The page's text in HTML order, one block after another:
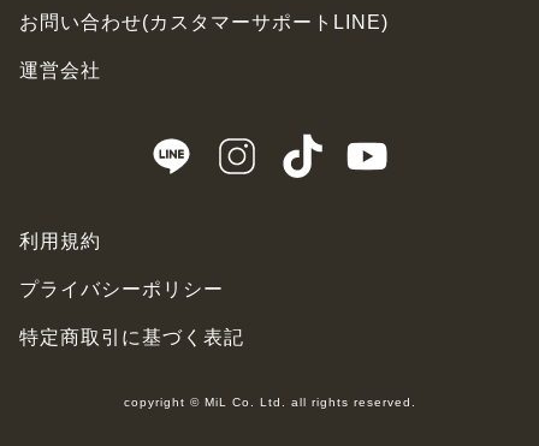
お問い合わせ(カスタマーサポートLINE)
運営会社
利用規約
プライバシーポリシー
特定商取引に基づく表記
copyright © MiL Co. Ltd. all rights reserved.